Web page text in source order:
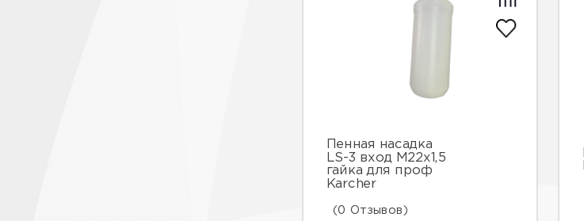
Пенная насадка
LS-3 вход М22х1,5
гайка для проф
Karcher
(0 Отзывов)